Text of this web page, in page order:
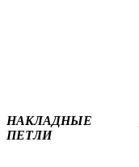
НАКЛАДНЫЕ
ПЕТЛИ